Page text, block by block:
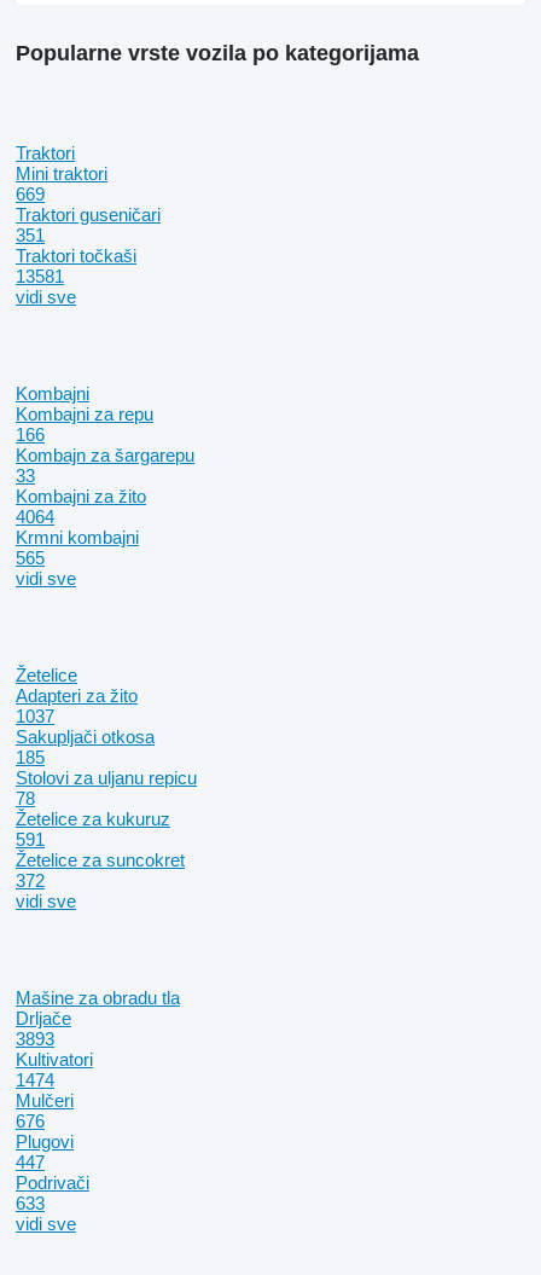
Popularne vrste vozila po kategorijama
Traktori
Mini traktori
669
Traktori guseničari
351
Traktori točkaši
13581
vidi sve
Kombajni
Kombajni za repu
166
Kombajn za šargarepu
33
Kombajni za žito
4064
Krmni kombajni
565
vidi sve
Žetelice
Adapteri za žito
1037
Sakupljači otkosa
185
Stolovi za uljanu repicu
78
Žetelice za kukuruz
591
Žetelice za suncokret
372
vidi sve
Mašine za obradu tla
Drljače
3893
Kultivatori
1474
Mulčeri
676
Plugovi
447
Podrivači
633
vidi sve